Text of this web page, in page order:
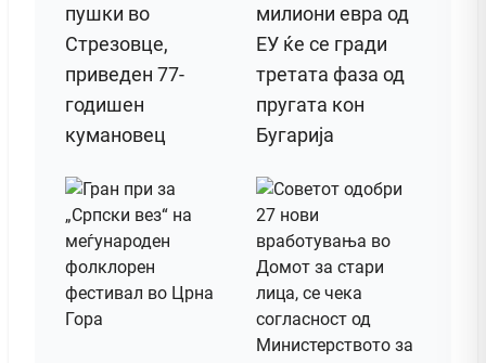
пушки во
Стрезовце,
приведен 77-
годишен
кумановец
милиони евра од
ЕУ ќе се гради
третата фаза од
пругата кон
Бугарија